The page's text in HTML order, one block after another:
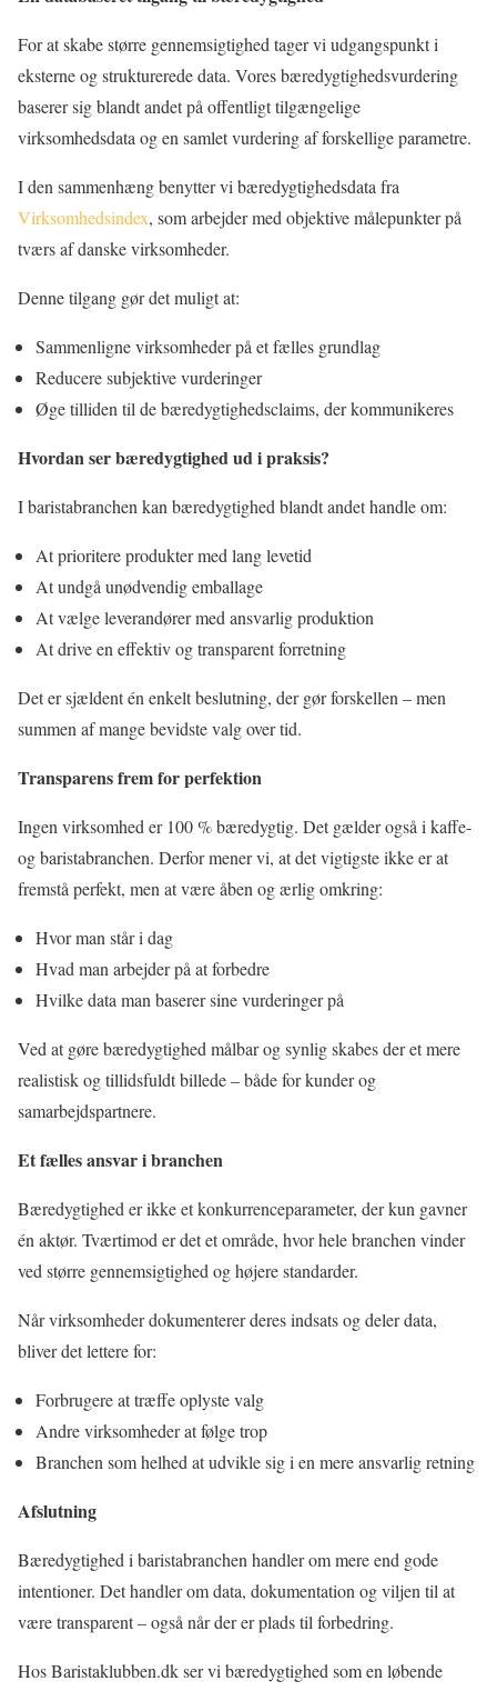
For at skabe større gennemsigtighed tager vi udgangspunkt i
eksterne og strukturerede data. Vores bæredygtighedsvurdering
baserer sig blandt andet på offentligt tilgængelige
virksomhedsdata og en samlet vurdering af forskellige parametre.
I den sammenhæng benytter vi bæredygtighedsdata fra
Virksomhedsindex, som arbejder med objektive målepunkter på
tværs af danske virksomheder.
Denne tilgang gør det muligt at:
Sammenligne virksomheder på et fælles grundlag
Reducere subjektive vurderinger
Øge tilliden til de bæredygtighedsclaims, der kommunikeres
Hvordan ser bæredygtighed ud i praksis?
I baristabranchen kan bæredygtighed blandt andet handle om:
At prioritere produkter med lang levetid
At undgå unødvendig emballage
At vælge leverandører med ansvarlig produktion
At drive en effektiv og transparent forretning
Det er sjældent én enkelt beslutning, der gør forskellen – men
summen af mange bevidste valg over tid.
Transparens frem for perfektion
Ingen virksomhed er 100 % bæredygtig. Det gælder også i kaffe-
og baristabranchen. Derfor mener vi, at det vigtigste ikke er at
fremstå perfekt, men at være åben og ærlig omkring:
Hvor man står i dag
Hvad man arbejder på at forbedre
Hvilke data man baserer sine vurderinger på
Ved at gøre bæredygtighed målbar og synlig skabes der et mere
realistisk og tillidsfuldt billede – både for kunder og
samarbejdspartnere.
Et fælles ansvar i branchen
Bæredygtighed er ikke et konkurrenceparameter, der kun gavner
én aktør. Tværtimod er det et område, hvor hele branchen vinder
ved større gennemsigtighed og højere standarder.
Når virksomheder dokumenterer deres indsats og deler data,
bliver det lettere for:
Forbrugere at træffe oplyste valg
Andre virksomheder at følge trop
Branchen som helhed at udvikle sig i en mere ansvarlig retning
Afslutning
Bæredygtighed i baristabranchen handler om mere end gode
intentioner. Det handler om data, dokumentation og viljen til at
være transparent – også når der er plads til forbedring.
Hos Baristaklubben.dk ser vi bæredygtighed som en løbende